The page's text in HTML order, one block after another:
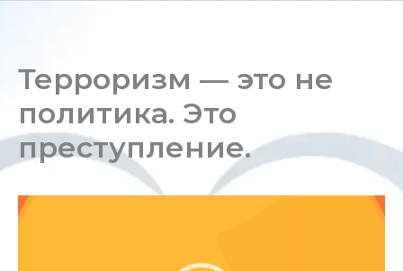
Терроризм — это не
политика. Это
преступление.
Видеоплеер